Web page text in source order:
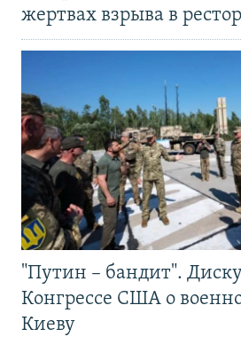
жертвах взрыва в
"Путин – бандит".
Конгрессе США о
Киеву